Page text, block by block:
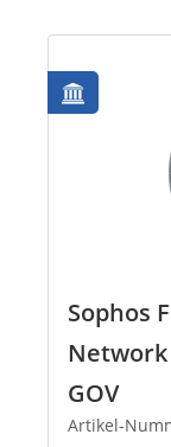
Sophos
GOV
Artikel-